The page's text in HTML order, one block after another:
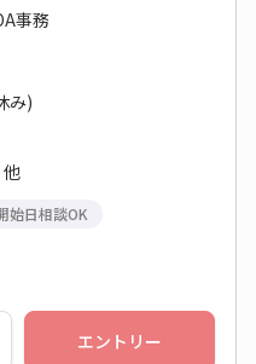
事務
み)
始日相談OK
エントリー